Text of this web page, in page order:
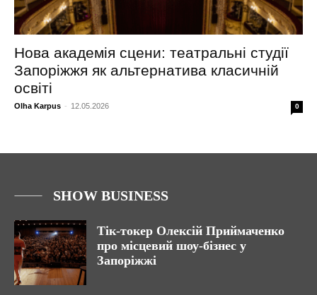
Нова академія сцени: театральні студії
Запоріжжя як альтернатива класичній
освіті
Olha Karpus - 12.05.2026 0
SHOW BUSINESS
Тік-токер Олексій Приймаченко
про місцевий шоу-бізнес у
Запоріжжі